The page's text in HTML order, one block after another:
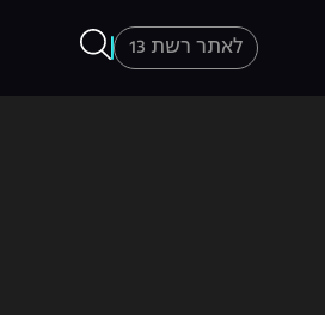
לאתר רשת 13